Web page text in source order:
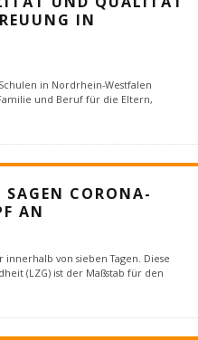
IN
in Nordrhein-Westfalen
und Beruf für die Eltern,
CORONA-
AN
von sieben Tagen. Diese
(LZG) ist der Maßstab für den